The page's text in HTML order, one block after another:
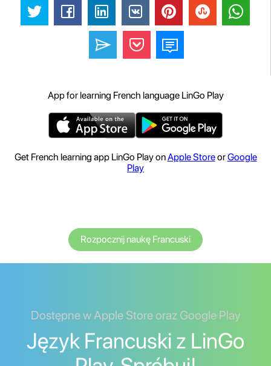
App for learning French language LinGo Play
Get French learning app LinGo Play onApple StoreorGoogle
Play
Rozpocznij naukę Francuski
Dostępne w Apple Store oraz Google Play
Język Francuski z LinGo